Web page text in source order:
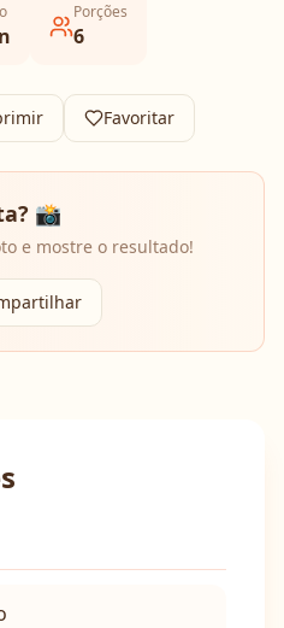
Porções
6
Favoritar
📸
e mostre o resultado!